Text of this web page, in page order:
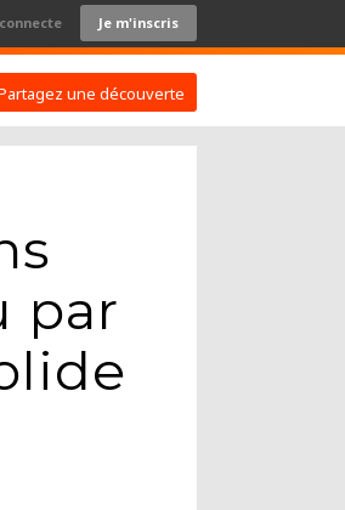
Je m'inscris
une découverte
par